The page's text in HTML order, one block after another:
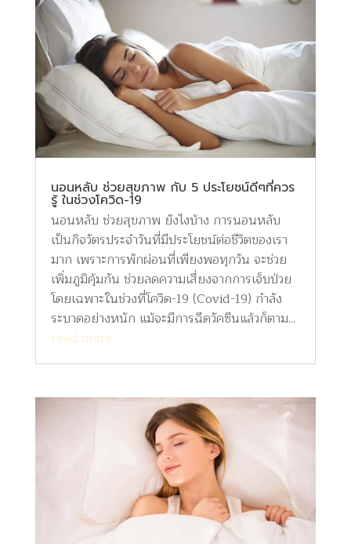
นอนหลับ ช่วยสุขภาพ กับ 5 ประโยชน์ดีๆที่ควร
รู้ ในช่วงโควิด-19
นอนหลับ ช่วยสุขภาพ ยังไงบ้าง การนอนหลับ
เป็นกิจวัตรประจำวันที่มีประโยชน์ต่อชีวิตของเรา
มาก เพราะการพักผ่อนที่เพียงพอทุกวัน จะช่วย
เพิ่มภูมิคุ้มกัน ช่วยลดความเสี่ยงจากการเจ็บป่วย
โดยเฉพาะในช่วงที่โควิด-19 (Covid-19) กำลัง
ระบาดอย่างหนัก แม้จะมีการฉีดวัคซีนแล้วก็ตาม...
read more